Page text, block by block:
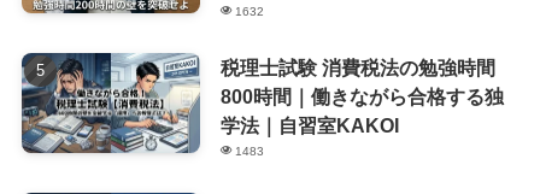
1632
税理士試験 消費税法の勉強時間
800時間｜働きながら合格する独
学法｜自習室KAKOI
1483